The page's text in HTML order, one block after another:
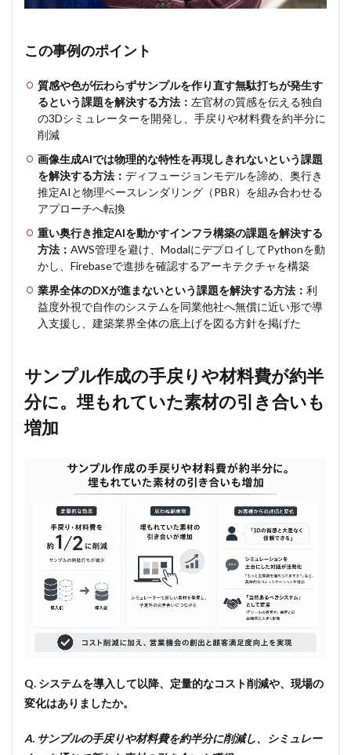
クフ
ロー
のよ
うに
構築
した
3
実務
で求
める
100%
の精
度に
達し
ない
壁
を、
どの
り越
えた
のか
4
今後
テム
を無
償提
供
し、
日本
の職
人が
DX
を支
援す
この事例のポイント
質感や色が伝わらずサンプルを作り直す無駄打ちが発生す
るという課題を解決する方法： 左官材の質感を伝える独自
の3Dシミュレーターを開発し、手戻りや材料費を約半分に
削減
画像生成AIでは物理的な特性を再現しきれないという課題
を解決する方法： ディフュージョンモデルを諦め、奥行き
推定AIと物理ベースレンダリング（PBR）を組み合わせる
アプローチへ転換
重い奥行き推定AIを動かすインフラ構築の課題を解決する
方法： AWS管理を避け、ModalにデプロイしてPythonを動
かし、Firebaseで進捗を確認するアーキテクチャを構築
業界全体のDXが進まないという課題を解決する方法： 利
益度外視で自作のシステムを同業他社へ無償に近い形で導
入支援し、建築業界全体の底上げを図る方針を掲げた
サンプル作成の手戻りや材料費が約半
分に。埋もれていた素材の引き合いも
増加
Q. システムを導入して以降、定量的なコスト削減や、現場の
変化はありましたか。
A. サンプルの手戻りや材料費を約半分に削減し、シミュレー